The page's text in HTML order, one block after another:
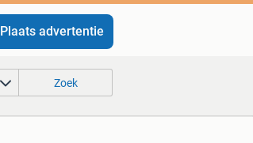
Plaats advertentie
Zoek